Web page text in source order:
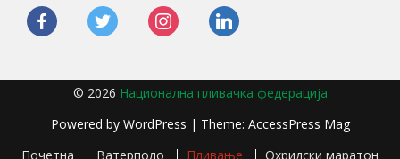
facebook twitter instagram linkedin
© 2026 Национална пливачка федерација
Powered by WordPress | Theme: AccessPress Mag
Почетна
Ватерполо Пливање Охридски маратон